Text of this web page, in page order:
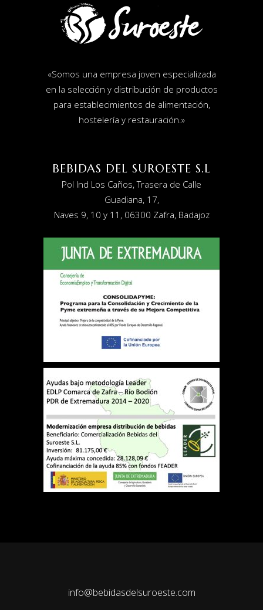
«Somos una empresa joven especializada
en la selección y distribución de productos
para establecimientos de alimentación,
hostelería y restauración.»
BEBIDAS DEL SUROESTE S.L
Pol Ind Los Caños, Trasera de Calle
Guadiana, 17,
Naves 9, 10 y 11, 06300 Zafra, Badajoz
info@bebidasdelsuroeste.com